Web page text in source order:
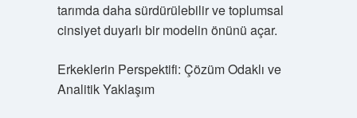
tarımda daha sürdürülebilir ve toplumsal
cinsiyet duyarlı bir modelin önünü açar.
Erkeklerin Perspektifi: Çözüm Odaklı ve
Analitik Yaklaşım